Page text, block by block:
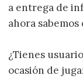
a entrega de
ahora sabemos
¿Tienes
ocasión de